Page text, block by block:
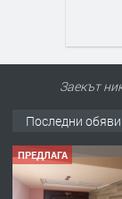
Заекът
Последни обяви
ПРЕДЛАГА